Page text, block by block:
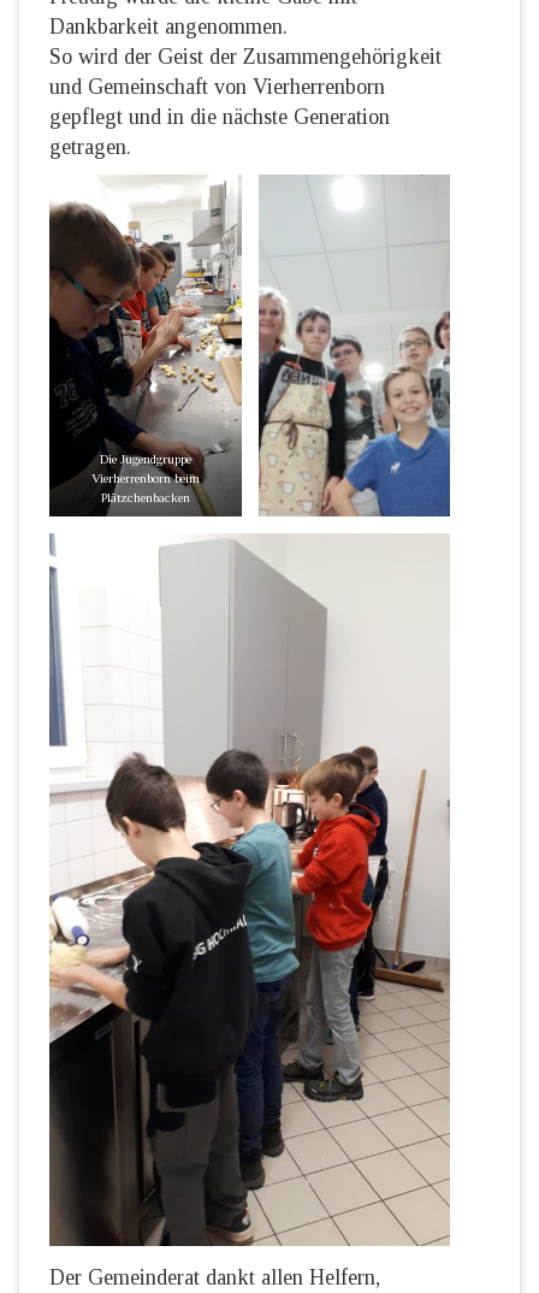
Dankbarkeit angenommen.
So wird der Geist der Zusammengehörigkeit
und Gemeinschaft von Vierherrenborn
gepflegt und in die nächste Generation
getragen.
Die Jugendgruppe
Vierherrenborn beim
Plätzchenbacken
Der Gemeinderat dankt allen Helfern,